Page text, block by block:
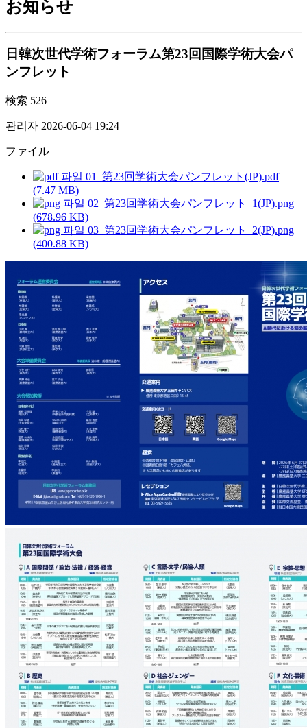
お知らせ
日韓次世代学術フォーラム第23回国際学術大会パ
ンフレット
検索 526
관리자 2026-06-04 19:24
ファイル
01_第23回学術大会パンフレット(JP).pdf
(7.47 MB)
02_第23回学術大会パンフレット_1(JP).png
(678.96 KB)
03_第23回学術大会パンフレット_2(JP).png
(400.88 KB)